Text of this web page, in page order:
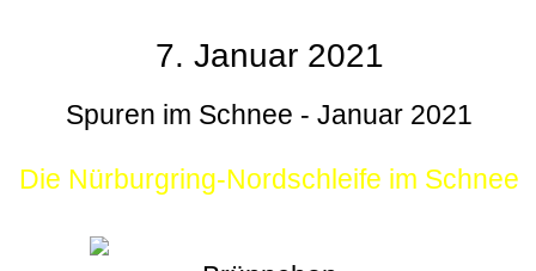
7. Januar 2021
Spuren im Schnee - Januar 2021
Die Nürburgring-Nordschleife im Schnee